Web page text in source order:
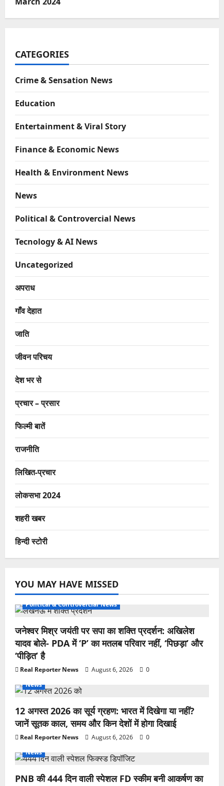
CATEGORIES
Crime & Sensation News
Education
Entertainment & Viral Story
Finance & Economic News
Health & Environment News
News
Political & Controvercial News
Tecnology & AI News
Uncategorized
अपराध
गाँव देहात
जाति
जीवन परिचय
देश भर से
प्रचार – प्रसार
फिल्मी बातें
राजनीति
लिखित-प्रचार
लोकसभा 2024
शहरी खबर
हिन्दी स्टोरी
YOU MAY HAVE MISSED
Political & Controvercial News
जनेश्वर मिश्र जयंती पर सपा का शक्ति प्रदर्शन: अखिलेश
यादव बोले- PDA में ‘P’ का मतलब परिवार नहीं, ‘पिछड़ा’ और
‘पीड़ित’ है
Real Reporter News August 6, 2026
0
News
12 अगस्त 2026 का सूर्य ग्रहण: भारत में दिखेगा या नहीं?
जानें सूतक काल, समय और किन देशों में होगा दिखाई
Real Reporter News August 6, 2026
0
News
PNB की 444 दिन वाली स्पेशल FD स्कीम बनी आकर्षण का